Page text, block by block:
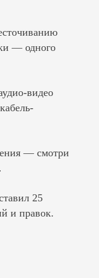
— одного
видео
— смотри
25
и правок.